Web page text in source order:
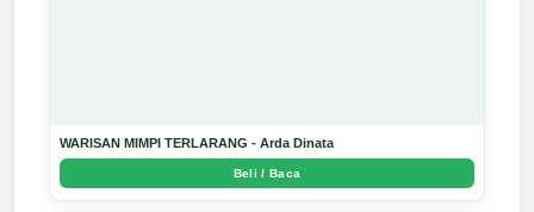
WARISAN MIMPI TERLARANG - Arda Dinata
Beli / Baca